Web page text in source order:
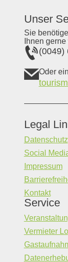
Unser
Sie
Ihnen
(0049)
Oder
Legal
Datenschutz
Social
Impressum
Kontakt
Service
Vermieter